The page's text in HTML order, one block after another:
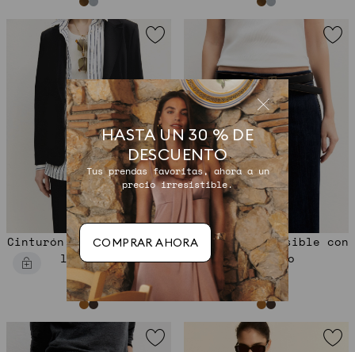
Cinturón reversible con
logotipo
49,00 €
Cinturón reversible con
logotipo
49,00 €
HASTA UN 30 % DE
DESCUENTO
Tus prendas favoritas, ahora a un
precio irresistible.
COMPRAR AHORA